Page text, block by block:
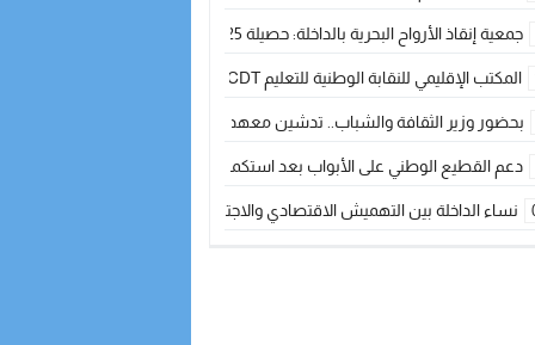
جمعية إنقاذ الأرواح البحرية بالداخلة: حصيلة 2025 بين مهام الإنقاذ ومشروع “دار البحار”
المكتب الإقليمي للنقابة الوطنية للتعليم CDT يجتمع مع المدير الإقليمي لمناقشة ملفات جوهرية لنساء ورجال التعليم
بحضور وزير الثقافة والشباب.. تدشين معهد الموسيقى والفنون الكوريغرافية بالداخلة
دعم القطيع الوطني على الأبواب بعد استكمال الترقيم… الفلاحة المغربية
نساء الداخلة بين التهميش الاقتصادي والاجتماعي… في المؤسسات الإنتاجية